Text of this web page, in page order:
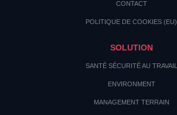
CONTACT
POLITIQUE DE COOKIES (EU)
SOLUTION
SANTÉ SÉCURITÉ AU TRAVAIL
ENVIRONMENT
MANAGEMENT TERRAIN